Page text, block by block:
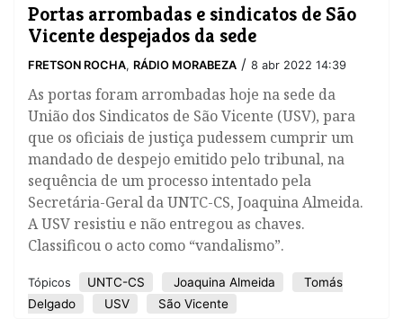
​Portas arrombadas e sindicatos de São
Vicente despejados da sede
FRETSON ROCHA, RÁDIO MORABEZA / 8 abr 2022 14:39
As portas foram arrombadas hoje na sede da
União dos Sindicatos de São Vicente (USV), para
que os oficiais de justiça pudessem cumprir um
mandado de despejo emitido pelo tribunal, na
sequência de um processo intentado pela
Secretária-Geral da UNTC-CS, Joaquina Almeida.
A USV resistiu e não entregou as chaves.
Classificou o acto como “vandalismo”.
Tópicos UNTC-CS Joaquina Almeida
Tomás
Delgado
USV São Vicente